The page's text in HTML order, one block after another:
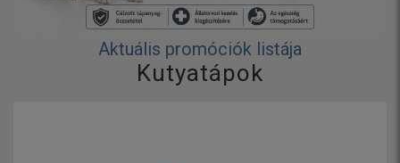
Aktuális promóciók listája
Kutyatápok